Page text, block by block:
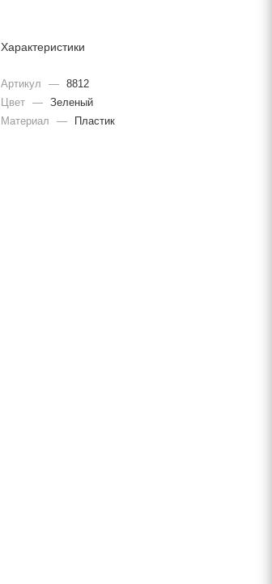
Характеристики
Артикул — 8812
Цвет — Зеленый
Материал
— Пластик